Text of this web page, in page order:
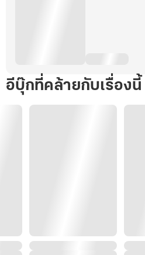
อีบุ๊กที่คล้ายกับเรื่องนี้